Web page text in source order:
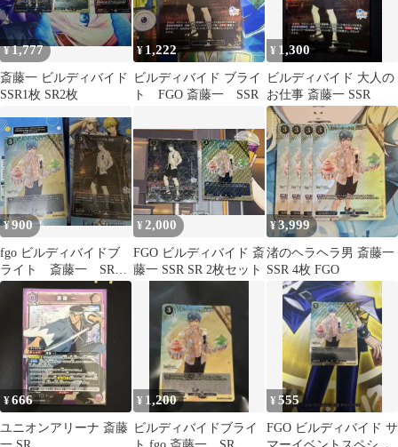
¥1,777
斎藤一 ビルディバイド
SSR1枚 SR2枚
¥ 1,222
ビルディバイド ブライ
ト FGO 斎藤一 SSR
¥ 1,300
ビルディバイド 大人の
お仕事 斎藤一 SSR
¥900
fgo ビルディバイドブ
ライト 斎藤一 SR2
枚セット
¥ 2,000
FGO ビルディバイド 斎
藤一 SSR SR 2枚セット
¥3,999
渚のヘラヘラ男 斎藤一
SSR 4枚 FGO
¥666
ユニオンアリーナ 斎藤
¥ 1,200
ビルディバイドブライ
¥555
FGO ビルディバイド サ